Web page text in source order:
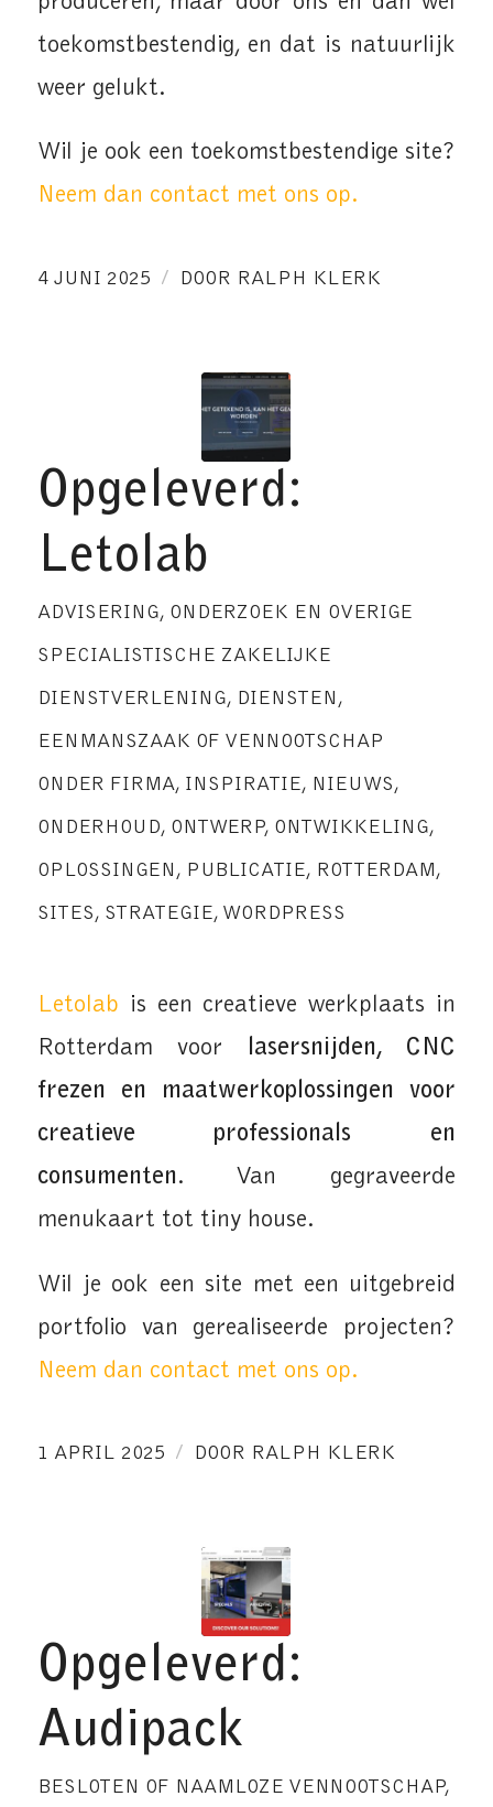
toekomstbestendig, en dat is natuurlijk
weer gelukt.
Wil je ook een toekomstbestendige site?
Neem dan contact met ons op.
4 JUNI 2025 / DOOR RALPH KLERK
Opgeleverd:
Letolab
ADVISERING, ONDERZOEK EN OVERIGE
SPECIALISTISCHE ZAKELIJKE
DIENSTVERLENING, DIENSTEN ,
EENMANSZAAK OF VENNOOTSCHAP
ONDER FIRMA, INSPIRATIE, NIEUWS,
ONDERHOUD, ONTWERP, ONTWIKKELING,
OPLOSSINGEN , PUBLICATIE, ROTTERDAM ,
SITES, STRATEGIE, WORDPRESS
Letolab is een creatieve werkplaats in
Rotterdam voor lasersnijden, CNC
frezen en maatwerkoplossingen voor
creatieve professionals en
consumenten. Van gegraveerde
menukaart tot tiny house.
Wil je ook een site met een uitgebreid
portfolio van gerealiseerde projecten?
Neem dan contact met ons op.
1 APRIL 2025 / DOOR RALPH KLERK
Opgeleverd:
Audipack
BESLOTEN OF NAAMLOZE VENNOOTSCHAP,